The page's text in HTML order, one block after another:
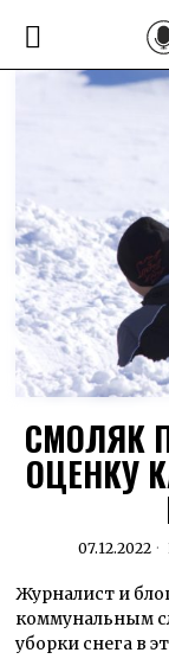
СМОЛЯК
ОЦЕНКУ
07.12.2022
Журналист и
коммунальным
уборки снега в